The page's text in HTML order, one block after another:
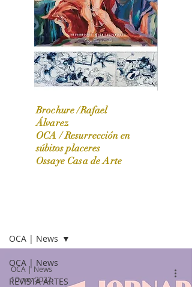
OCA|News 31 / Marzo-Abril / 2024
Brochure /Rafael
Álvarez
OCA /Resurrección en
súbitos placeres
Ossaye Casa de Arte
OCA | News
REVISTA ARTES
OCA | News
OCA | News
10 nov 2022